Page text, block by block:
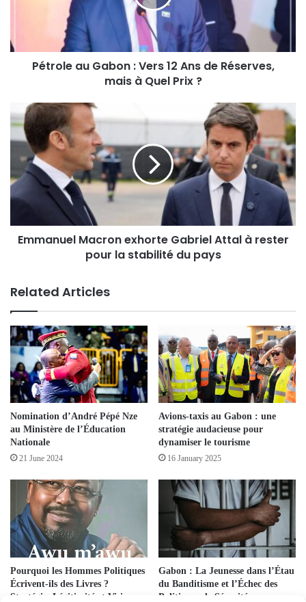
Pétrole au Gabon : Vers 12 Ans de Réserves,
mais à Quel Prix ?
Emmanuel Macron exhorte Gabriel Attal à rester
pour la stabilité du pays
Related Articles
Nomination d’André Pépé Nze
au Ministère de l’Éducation
Nationale
21 June 2024
Avions-taxis au Gabon : une
stratégie audacieuse pour
dynamiser le tourisme
16 January 2025
Pourquoi les Hommes Politiques
Écrivent-ils des Livres ?
Stratégie, Légitimité et Vision
Gabon : La Jeunesse dans l’Étau
du Banditisme et l’Échec des
Politiques de Sécurité